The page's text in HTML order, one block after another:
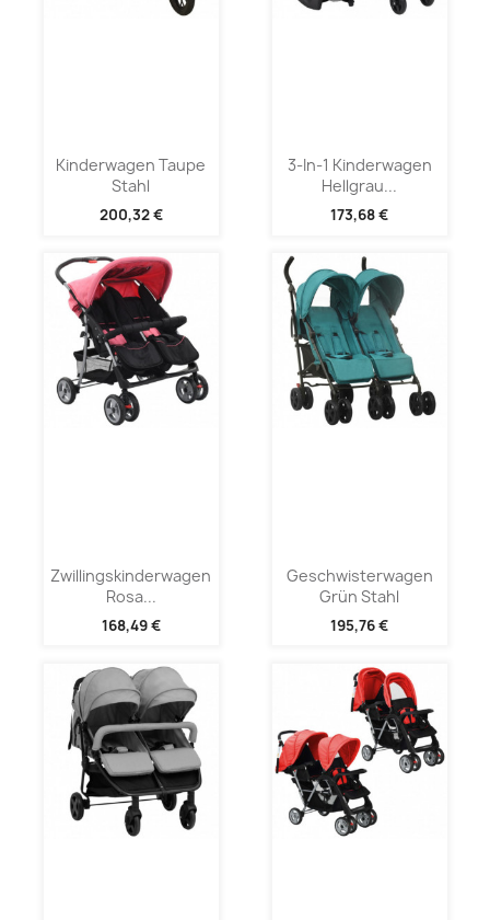
Kinderwagen Taupe
Stahl
200,32 €
3-In-1 Kinderwagen
Hellgrau...
173,68 €
Zwillingskinderwagen
Rosa...
168,49 €
Geschwisterwagen
Grün Stahl
195,76 €